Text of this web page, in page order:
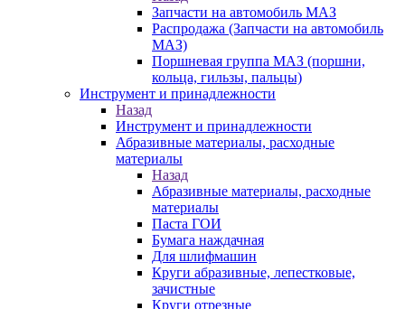
Запчасти на автомобиль МАЗ
Распродажа (Запчасти на автомобиль
МАЗ)
Поршневая группа МАЗ (поршни,
кольца, гильзы, пальцы)
Инструмент и принадлежности
Назад
Инструмент и принадлежности
Абразивные материалы, расходные
материалы
Назад
Абразивные материалы, расходные
материалы
Паста ГОИ
Бумага наждачная
Для шлифмашин
Круги абразивные, лепестковые,
зачистные
Круги отрезные